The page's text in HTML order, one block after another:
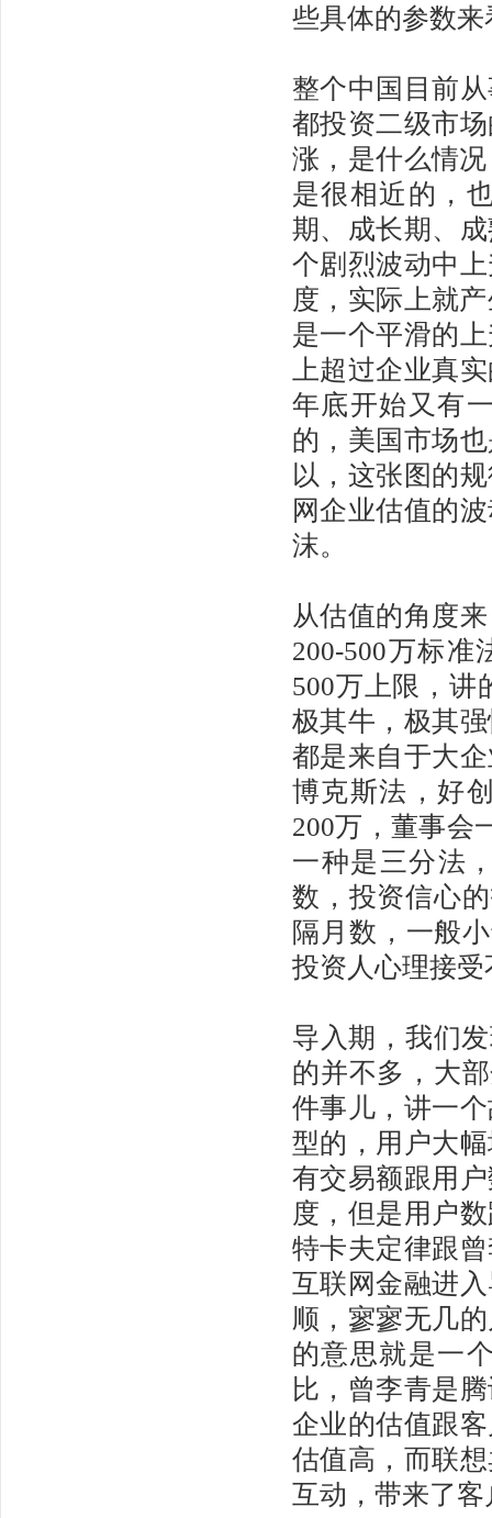
些具体的参数来
整个中国目前
都投资二级市
涨，是什么情
是很相近的，
期、成长期、
个剧烈波动中
度，实际上就
是一个平滑的
上超过企业真
年底开始又有
的，美国市场
以，这张图的
网企业估值的
沫。
从估值的角度
200-500万标
500万上限，讲
极其牛，极其
都是来自于大
博克斯法，好
200万，董事会
一种是三分法
数，投资信心
隔月数，一般
投资人心理接
导入期，我们
的并不多，大
件事儿，讲一
型的，用户大
有交易额跟用
度，但是用户
特卡夫定律跟
互联网金融进
顺，寥寥无几
的意思就是一
比，曾李青是
企业的估值跟
估值高，而联
互动，带来了